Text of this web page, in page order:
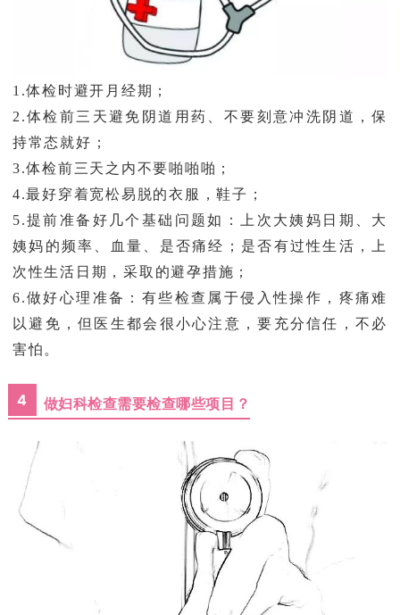
1.体检时避开月经期；
2.体检前三天避免阴道用药、不要刻意冲洗阴道，保
持常态就好；
3.体检前三天之内不要啪啪啪；
4.最好穿着宽松易脱的衣服，鞋子；
5.提前准备好几个基础问题如：上次大姨妈日期、大
姨妈的频率、血量、是否痛经；是否有过性生活，上
次性生活日期，采取的避孕措施；
6.做好心理准备：有些检查属于侵入性操作，疼痛难
以避免，但医生都会很小心注意，要充分信任，不必
害怕。
4 做妇科检查需要检查哪些项目？